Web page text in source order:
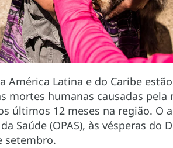
América Latina e do Caribe
mortes humanas causadas pela
últimos 12 meses na região. O
Saúde (OPAS), às vésperas do
setembro.